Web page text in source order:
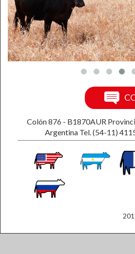
Colón 876 - B1870AUR
Argentina Tel. (54-11)